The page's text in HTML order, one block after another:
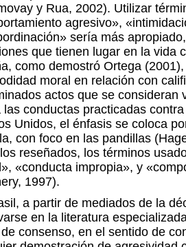
y Rua, 2002). Utilizar
agresivo»,
sería más
que tienen lugar en la vida
como demostró Ortega
moral en relación con
actos que se consideran
las conductas practicadas
Unidos, el énfasis se coloca
con foco en las pandillas
reseñados, los términos
«conducta impropia», y
1997).
a partir de mediados de la
en la literatura
consenso, en el sentido de